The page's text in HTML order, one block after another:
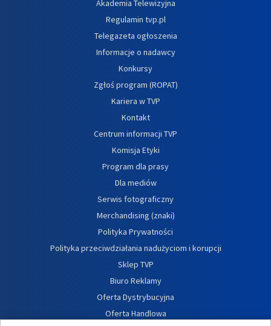
Akademia Telewizyjna
Regulamin tvp.pl
Telegazeta ogłoszenia
Informacje o nadawcy
Konkursy
Zgłoś program (ROPAT)
Kariera w TVP
Kontakt
Centrum informacji TVP
Komisja Etyki
Program dla prasy
Dla mediów
Serwis fotograficzny
Merchandising (znaki)
Polityka Prywatności
Polityka przeciwdziałania nadużyciom i korupcji
Sklep TVP
Biuro Reklamy
Oferta Dystrybucyjna
Oferta Handlowa